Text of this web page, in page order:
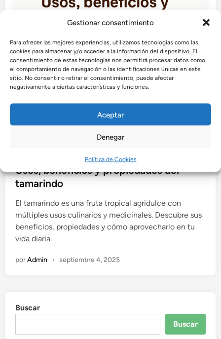
Gestionar consentimiento
Para ofrecer las mejores experiencias, utilizamos tecnologías como las
cookies para almacenar y/o acceder a la información del dispositivo. El
consentimiento de estas tecnologías nos permitirá procesar datos como
el comportamiento de navegación o las identificaciones únicas en este
sitio. No consentir o retirar el consentimiento, puede afectar
negativamente a ciertas características y funciones.
Aceptar
Denegar
Política de Cookies
i
a
d
o
e
Usos, beneficios y propiedades del
tamarindo
El tamarindo es una fruta tropical agridulce con
múltiples usos culinarios y medicinales. Descubre sus
beneficios, propiedades y cómo aprovecharlo en tu
vida diaria.
porAdmin • septiembre 4, 2025
Buscar
Buscar